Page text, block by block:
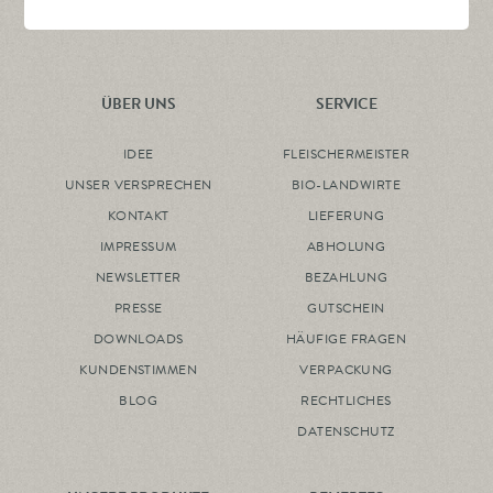
ÜBER UNS
IDEE
UNSER VERSPRECHEN
KONTAKT
IMPRESSUM
NEWSLETTER
PRESSE
DOWNLOADS
KUNDENSTIMMEN
BLOG
SERVICE
FLEISCHERMEISTER
BIO-LANDWIRTE
LIEFERUNG
ABHOLUNG
BEZAHLUNG
GUTSCHEIN
HÄUFIGE FRAGEN
VERPACKUNG
RECHTLICHES
DATENSCHUTZ